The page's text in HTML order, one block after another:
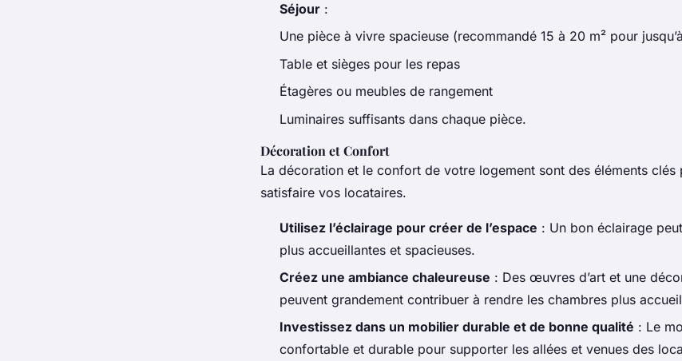
Séjour :
Une pièce à vivre spacieuse (recommandé 15 à 20 m² pour
Table et sièges pour les repas
Étagères ou meubles de rangement
Luminaires suffisants dans chaque pièce.
Décoration et Confort
La décoration et le confort de votre logement sont des éléments clés
satisfaire vos locataires.
Utilisez l’éclairage pour créer de l’espace : Un bon éclairage
plus accueillantes et spacieuses.
Créez une ambiance chaleureuse : Des œuvres d’art et une
peuvent grandement contribuer à rendre les chambres plus
Investissez dans un mobilier durable et de bonne qualité : Le
confortable et durable pour supporter les allées et venues des